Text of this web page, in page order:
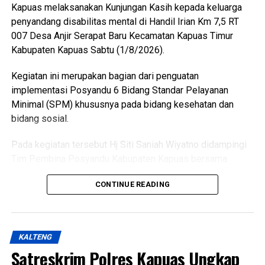
Kapuas melaksanakan Kunjungan Kasih kepada keluarga
penyandang disabilitas mental di Handil Irian Km 7,5 RT
007 Desa Anjir Serapat Baru Kecamatan Kapuas Timur
Kabupaten Kapuas Sabtu (1/8/2026).
Kegiatan ini merupakan bagian dari penguatan
implementasi Posyandu 6 Bidang Standar Pelayanan
Minimal (SPM) khususnya pada bidang kesehatan dan
bidang sosial.
Pada kegiatan tersebut Hj Siti Saniah Wiyatno didampingi
perangkat daerah terkait di antaranya Dinas Pemberdayaan
Masyarakat dan Desa (DPMD) Dinas Kesehatan Dinas
Pengendalian Penduduk dan Keluarga Berencana
(P3APPKB) Dinas Sosial Pemerintah Kecamatan Kapuas
Timur Pemdes serta kader Posyandu.
CONTINUE READING
KALTENG
Satreskrim Polres Kapuas Ungkap